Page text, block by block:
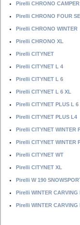
Pirelli CHRONO CAMPER
Pirelli CHRONO FOUR
Pirelli CHRONO WINTER
Pirelli CHRONO XL
Pirelli CITYNET
Pirelli CITYNET L 4
Pirelli CITYNET L 6
Pirelli CITYNET L 6 XL
Pirelli CITYNET PLUS L 6
Pirelli CITYNET PLUS L4
Pirelli CITYNET WINTER
Pirelli CITYNET WINTER
Pirelli CITYNET WT
Pirelli CITYNET XL
Pirelli W 190
Pirelli WINTER CARVING
Pirelli WINTER CARVING